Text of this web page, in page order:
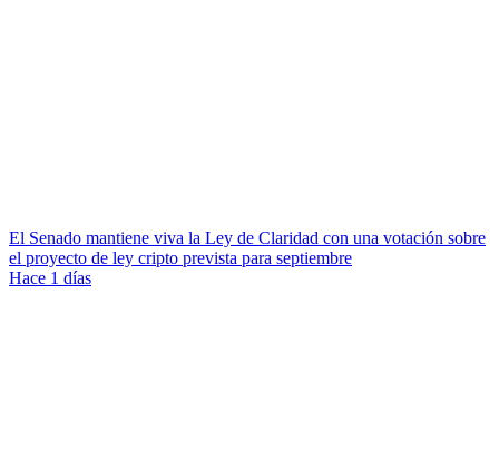
El Senado mantiene viva la Ley de Claridad con una votación sobre
el proyecto de ley cripto prevista para septiembre
Hace 1 días